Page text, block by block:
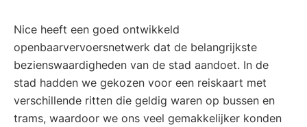
Nice heeft een goed ontwikkeld
openbaarvervoersnetwerk dat de belangrijkste
bezienswaardigheden van de stad aandoet. In de
stad hadden we gekozen voor een reiskaart met
verschillende ritten die geldig waren op bussen en
trams, waardoor we ons veel gemakkelijker konden